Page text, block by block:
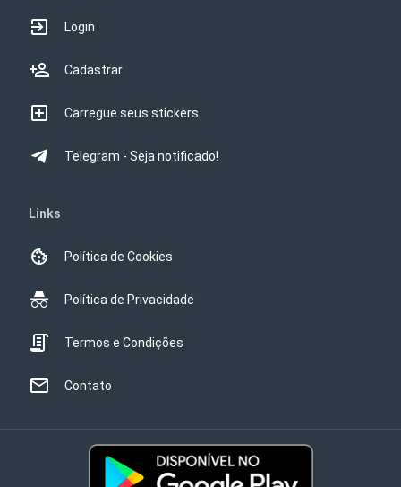
Login
Cadastrar
Carregue seus stickers
Telegram - Seja notificado!
Links
Política de Cookies
Política de Privacidade
Termos e Condições
Contato